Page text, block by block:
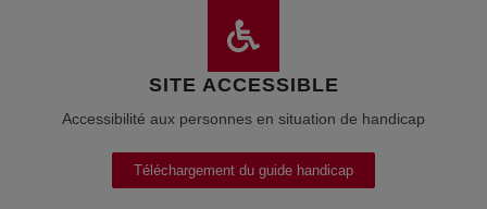
SITE ACCESSIBLE
Accessibilité aux personnes en situation de handicap
Téléchargement du guide handicap